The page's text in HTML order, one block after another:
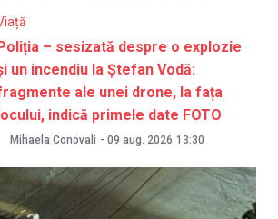
Poliția – sesizată despre o explozie
un incendiu la Ștefan Vodă:
ale unei drone, la fața
locului, indică primele date FOTO
Mihaela Conovali - 09 aug. 2026 13:30